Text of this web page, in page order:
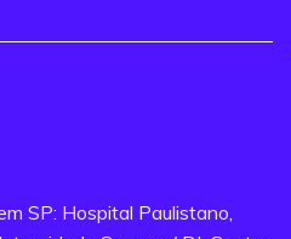
SP: Hospital Paulistano,